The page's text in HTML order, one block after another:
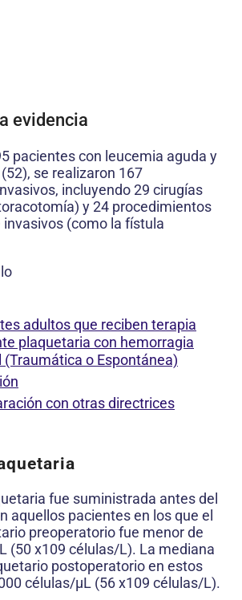
evidencia
pacientes con leucemia aguda y
se realizaron 167
incluyendo 29 cirugías
y 24 procedimientos
(como la fístula
adultos que reciben terapia
plaquetaria con hemorragia
(Traumática o Espontánea)
con otras directrices
fue suministrada antes del
aquellos pacientes en los que el
preoperatorio fue menor de
(50 x109 células/L). La mediana
postoperatorio en estos
células/μL (56 x109 células/L).